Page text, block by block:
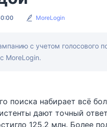
MoreLogin
с учетом голосового
MoreLogin.
поиска набирает всё
дают точный
125,2 млн. Более